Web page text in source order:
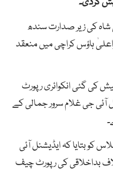
شاہ کی زیر صدارت سندھ
ہاؤس کراچی میں منعقد
کی گئی انکوائری رپورٹ
یشنل آئی جی غلام سرور جمالی کے
کو بتایا کہ ایڈیشنل آئی
بداخلاقی کی رپورٹ چیف